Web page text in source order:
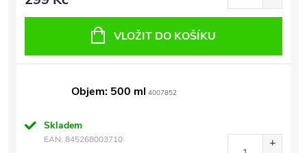
VLOŽIT DO KOŠÍKU
Objem: 500 ml 4007852
Skladem
EAN: 845268003710